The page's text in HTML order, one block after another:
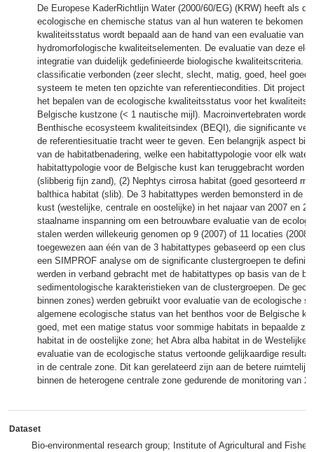
De Europese KaderRichtlijn Water (2000/60/EG) (KRW) heeft als
ecologische en chemische status van al hun wateren te bekomen
kwaliteitsstatus wordt bepaald aan de hand van een evaluatie van
hydromorfologische kwaliteitselementen. De evaluatie van deze
integratie van duidelijk gedefinieerde biologische kwaliteitscriteria.
classificatie verbonden (zeer slecht, slecht, matig, goed, heel goed)
systeem te meten ten opzichte van referentiecondities. Dit project
het bepalen van de ecologische kwaliteitsstatus voor het
Belgische kustzone (< 1 nautische mijl). Macroinvertebraten
Benthische ecosysteem kwaliteitsindex (BEQI), die significante
de referentiesituatie tracht weer te geven. Een belangrijk aspect
van de habitatbenadering, welke een habitattypologie voor elk
habitattypologie voor de Belgische kust kan teruggebracht worden
(slibberig fijn zand), (2) Nephtys cirrosa habitat (goed gesorteerd
balthica habitat (slib). De 3 habitattypes werden bemonsterd in de
kust (westelijke, centrale en oostelijke) in het najaar van 2007 en
staalname inspanning om een betrouwbare evaluatie van de
stalen werden willekeurig genomen op 9 (2007) of 11 locaties
toegewezen aan één van de 3 habitattypes gebaseerd op een
een SIMPROF analyse om de significante clustergroepen te
werden in verband gebracht met de habitattypes op basis van de
sedimentologische karakteristieken van de clustergroepen. De
binnen zones) werden gebruikt voor evaluatie van de ecologische
algemene ecologische status van het benthos voor de Belgische
goed, met een matige status voor sommige habitats in bepaalde
habitat in de oostelijke zone; het Abra alba habitat in de Westelijke
evaluatie van de ecologische status vertoonde gelijkaardige
in de centrale zone. Dit kan gerelateerd zijn aan de betere
binnen de heterogene centrale zone gedurende de monitoring van
Dataset
Bio-environmental research group; Institute of Agricultural and